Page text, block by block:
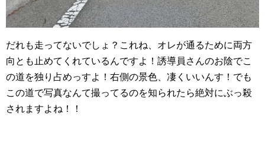
だれも走ってないでしょ？これね、オレが通るために両方
向とも止めてくれているんですよ！誘導員さんのお陰でこ
の道を独り占めっすよ！右側の景色、凄くいいんす！でも
この道で写真なんて撮ってるのを知られたら絶対にぶっ殺
されますよね！！